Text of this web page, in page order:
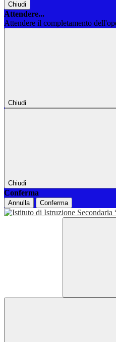
Chiudi
Attendere...
Attendere il completamento
Chiudi
Chiudi
Conferma
Annulla Conferma